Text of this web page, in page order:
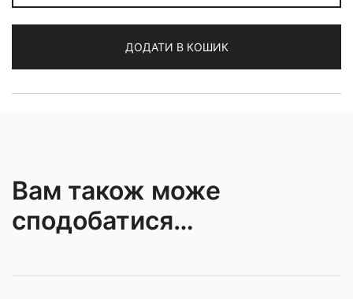
100
кількість
ДОДАТИ В КОШИК
Вам також може
сподобатися…